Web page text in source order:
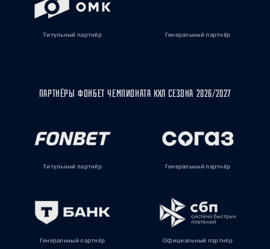
Титульный партнёр Генеральный партнёр
ПАРТНЁРЫ ФОНБЕТ ЧЕМПИОНАТА КХЛ СЕЗОНА 2026/2027
Титульный партнёр Генеральный партнёр
Генеральный партнёр Официальный партнёр